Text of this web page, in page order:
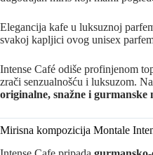
Elegancija kafe u luksuznoj
svakoj kapljici ovog unisex
Intense Café odiše profinjenom
zrači senzualnošću i luksuzom.
originalne, snažne i gurmanske
Mirisna kompozicija Montale